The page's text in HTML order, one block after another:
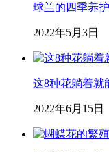
球兰的四季养
2022年5月3日
这8种花躺着就
2022年6月15日